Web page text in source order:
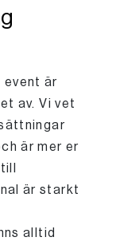
event är
av. Vi vet
är mer er
är starkt
alltid